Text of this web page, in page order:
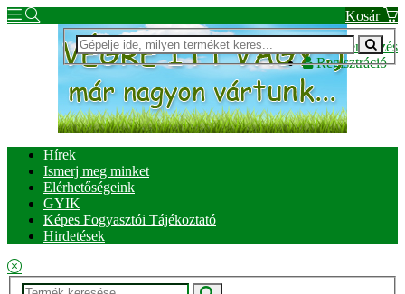
Kosár
Bejelentkezés
Regisztráció
Hírek
Ismerj meg minket
Elérhetőségeink
GYIK
Képes Fogyasztói Tájékoztató
Hirdetések